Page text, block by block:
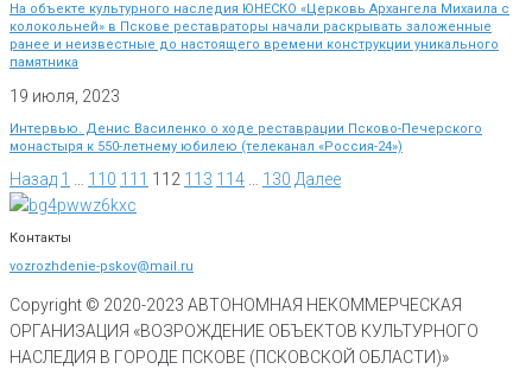
На объекте культурного наследия ЮНЕСКО «Церковь Архангела Михаила с
колокольней» в Пскове реставраторы начали раскрывать заложенные
ранее и неизвестные до настоящего времени конструкции уникального
памятника
19 июля, 2023
Интервью. Денис Василенко о ходе реставрации Псково-Печерского
монастыря к 550-летнему юбилею (телеканал «Россия-24»)
Назад 1 110 111 112 113 114 130 Далее
Контакты
vozrozhdenie-pskov@mail.ru
Copyright © 2020-2023 АВТОНОМНАЯ НЕКОММЕРЧЕСКАЯ
ОРГАНИЗАЦИЯ «ВОЗРОЖДЕНИЕ ОБЪЕКТОВ КУЛЬТУРНОГО
НАСЛЕДИЯ В ГОРОДЕ ПСКОВЕ (ПСКОВСКОЙ ОБЛАСТИ)»